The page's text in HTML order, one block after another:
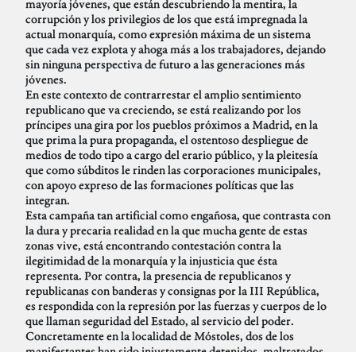
mayoría jóvenes, que están descubriendo la mentira, la
corrupción y los privilegios de los que está impregnada la
actual monarquía, como expresión máxima de un sistema
que cada vez explota y ahoga más a los trabajadores, dejando
sin ninguna perspectiva de futuro a las generaciones más
jóvenes.
En este contexto de contrarrestar el amplio sentimiento
republicano que va creciendo, se está realizando por los
príncipes una gira por los pueblos próximos a Madrid, en la
que prima la pura propaganda, el ostentoso despliegue de
medios de todo tipo a cargo del erario público, y la pleitesía
que como súbditos le rinden las corporaciones municipales,
con apoyo expreso de las formaciones políticas que las
integran.
Esta campaña tan artificial como engañosa, que contrasta con
la dura y precaria realidad en la que mucha gente de estas
zonas vive, está encontrando contestación contra la
ilegitimidad de la monarquía y la injusticia que ésta
representa. Por contra, la presencia de republicanos y
republicanas con banderas y consignas por la III República,
es respondida con la represión por las fuerzas y cuerpos de lo
que llaman seguridad del Estado, al servicio del poder.
Concretamente en la localidad de Móstoles, dos de los